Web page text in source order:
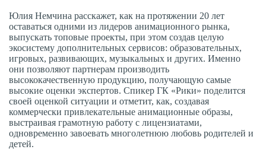
Юлия Немчина расскажет, как на протяжении 20 лет
оставаться одними из лидеров анимационного рынка,
выпускать топовые проекты, при этом создав целую
экосистему дополнительных сервисов: образовательных,
игровых, развивающих, музыкальных и других. Именно
они позволяют партнерам производить
высококачественную продукцию, получающую самые
высокие оценки экспертов. Спикер ГК «Рики» поделится
своей оценкой ситуации и отметит, как, создавая
коммерчески привлекательные анимационные образы,
выстраивая грамотную работу с лицензиатами,
одновременно завоевать многолетнюю любовь родителей и
детей.